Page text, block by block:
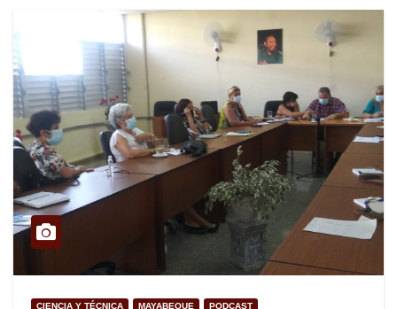
CIENCIA Y TÉCNICA MAYABEQUE PODCAST